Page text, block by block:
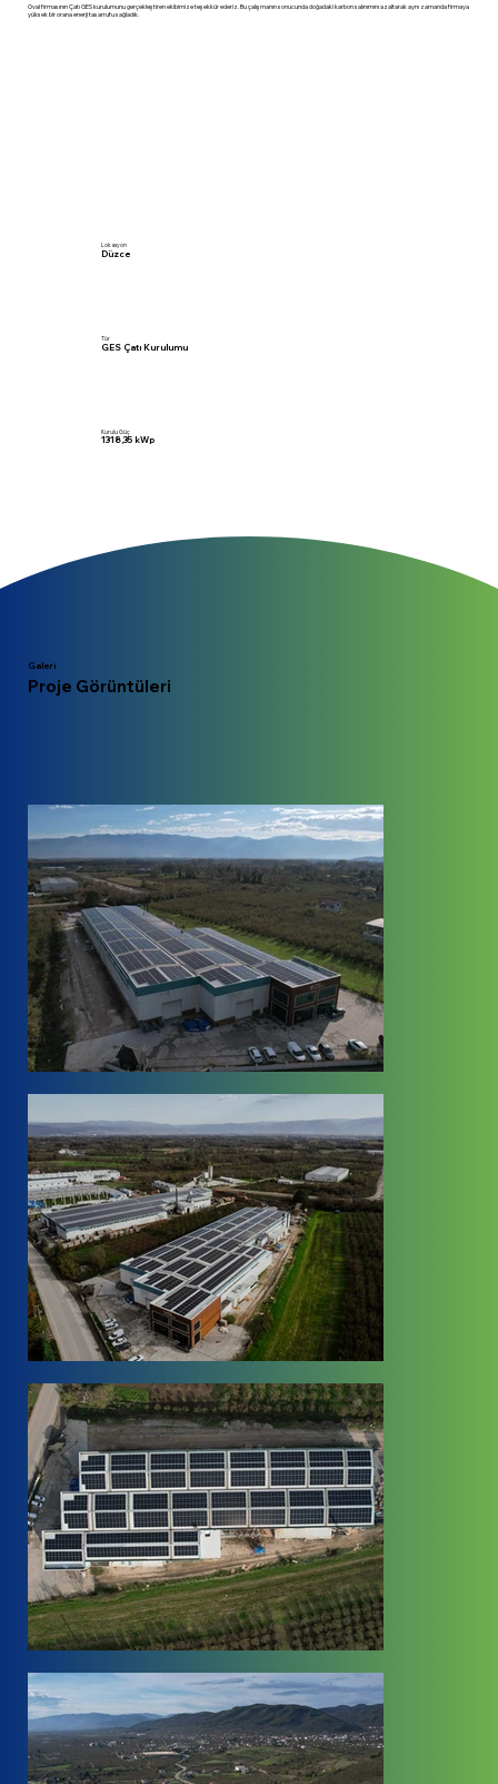
Lokasyon
Düzce
Tür
GES Çatı Kurulumu
Kurulu Güç
1318,35 kWp
Oval firmasının Çatı GES kurulumunu gerçekleştiren ekibimize teşekkür ederiz. Bu çalışmanın sonucunda doğadaki karbon salınımını azaltarak aynı zamanda firmaya
yüksek bir orana enerji tasarrufu sağladık.
Proje Görüntüleri
Galeri